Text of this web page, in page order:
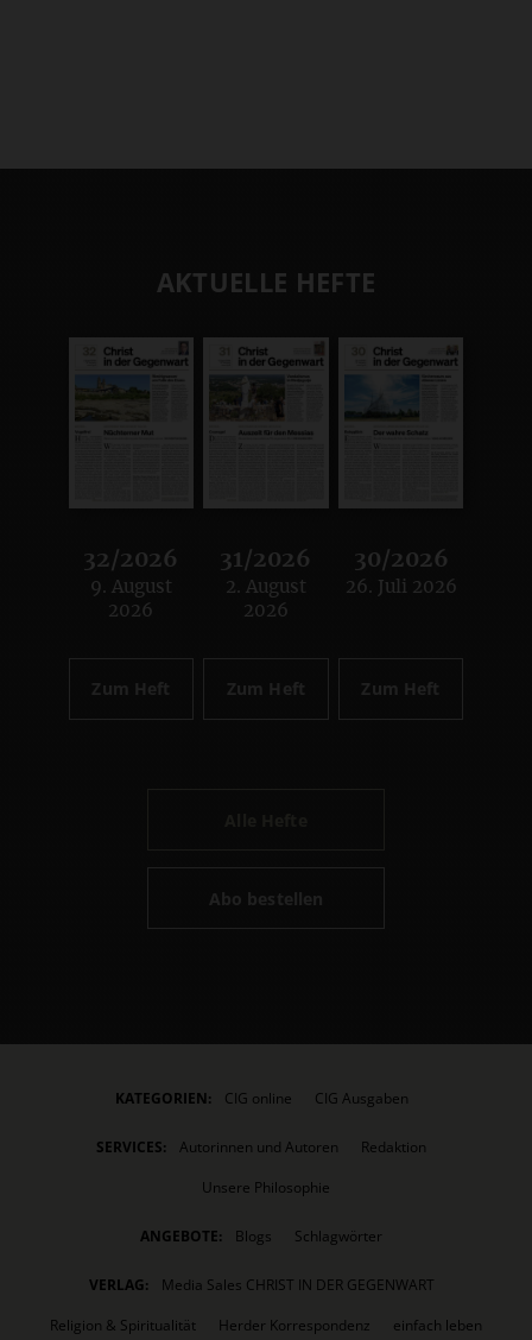
AKTUELLE HEFTE
32/2026
:
9. August
2026
Zum Heft
31/2026
:
2. August
2026
Zum Heft
30/2026
:
26. Juli 2026
Zum Heft
Abo bestellen
KATEGORIEN: CIG online CIG Ausgaben
SERVICES: Autorinnen und Autoren
Redaktion
Unsere Philosophie
ANGEBOTE: Blogs Schlagwörter
VERLAG:
Media Sales CHRIST IN DER GEGENWART
Religion & Spiritualität
Herder Korrespondenz
einfach leben